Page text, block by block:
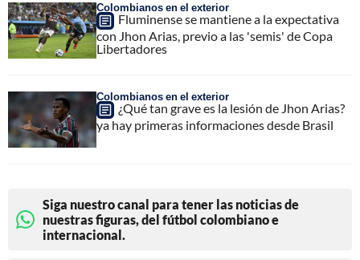
Colombianos en el exterior
Fluminense se mantiene a la expectativa
con Jhon Arias, previo a las 'semis' de Copa
Libertadores
Colombianos en el exterior
¿Qué tan grave es la lesión de Jhon Arias?
ya hay primeras informaciones desde Brasil
Siga nuestro canal para tener las noticias de
nuestras figuras, del fútbol colombiano e
internacional.